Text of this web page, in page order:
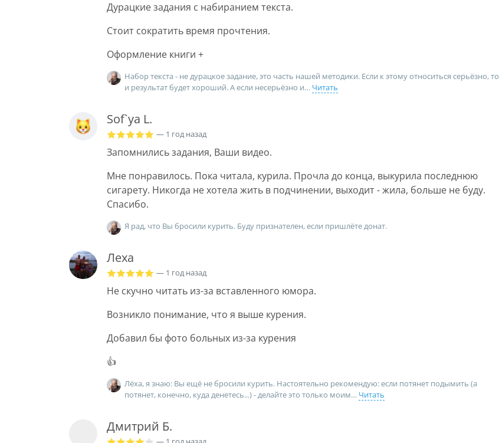
Дурацкие задания с набиранием текста.
Стоит сократить время прочтения.
Оформление книги +
Набор текста - не дурацкое задание, это часть нашей методики. Если к этому относиться серьёзно, то
и результат будет хороший. А если несерьёзно и
Читать
Sof`ya L.
— 1 год назад
Запомнились задания, Ваши видео.
Мне понравилось. Пока читала, курила. Прочла до конца, выкурила последнюю
сигарету. Никогда не хотела жить в подчинении, выходит - жила, больше не буду.
Спасибо.
Я рад, что Вы бросили курить. Буду признателен, если пришлёте донат.
Леха
— 1 год назад
Не скучно читать из-за вставленного юмора.
Возникло понимание, что я выше курения.
Добавил бы фото больных из-за курения
👍
Лёха, я знаю: Вы ещё не бросили курить. Настоятельно рекомендую: если потянет подымить (а
потянет, конечно, куда денетесь...) - делайте это только моим
Читать
Дмитрий Б.